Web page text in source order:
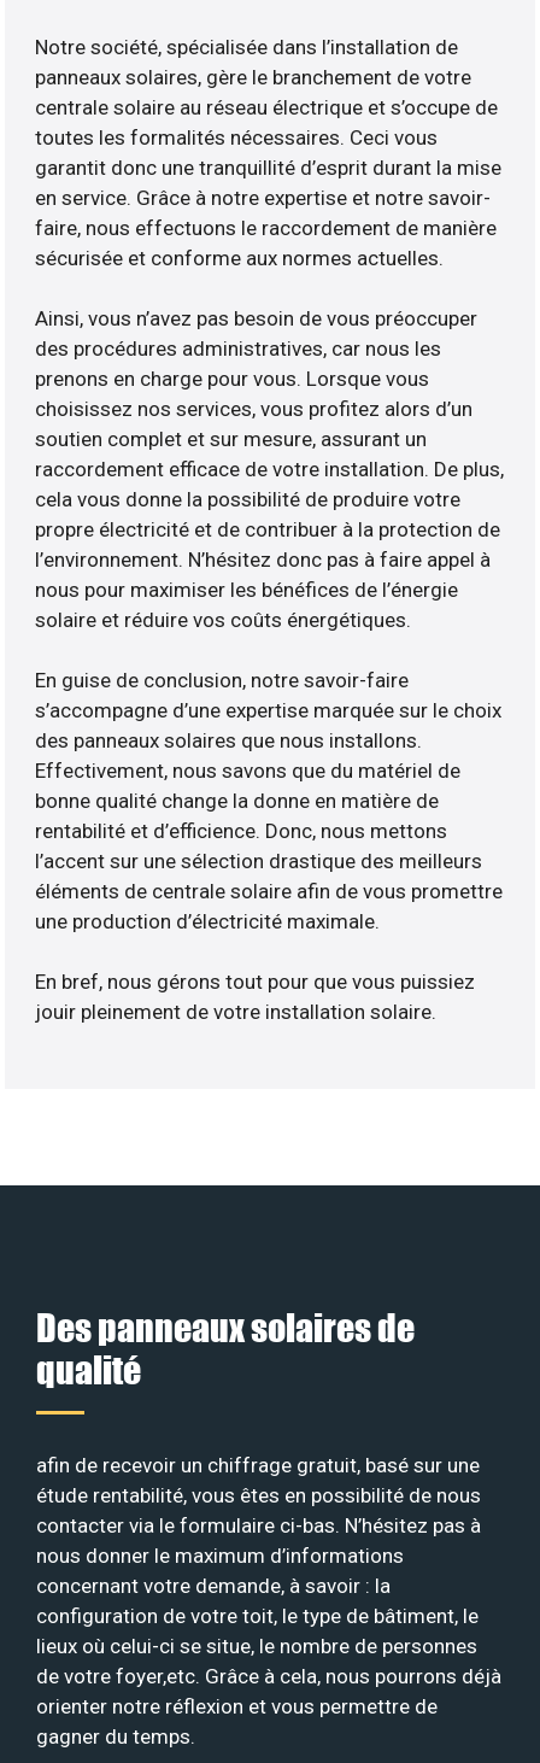
Notre société, spécialisée dans l’installation de
panneaux solaires, gère le branchement de votre
centrale solaire au réseau électrique et s’occupe de
toutes les formalités nécessaires. Ceci vous
garantit donc une tranquillité d’esprit durant la mise
en service. Grâce à notre expertise et notre savoir-
faire, nous effectuons le raccordement de manière
sécurisée et conforme aux normes actuelles.
Ainsi, vous n’avez pas besoin de vous préoccuper
des procédures administratives, car nous les
prenons en charge pour vous. Lorsque vous
choisissez nos services, vous profitez alors d’un
soutien complet et sur mesure, assurant un
raccordement efficace de votre installation. De plus,
cela vous donne la possibilité de produire votre
propre électricité et de contribuer à la protection de
l’environnement. N’hésitez donc pas à faire appel à
nous pour maximiser les bénéfices de l’énergie
solaire et réduire vos coûts énergétiques.
En guise de conclusion, notre savoir-faire
s’accompagne d’une expertise marquée sur le choix
des panneaux solaires que nous installons.
Effectivement, nous savons que du matériel de
bonne qualité change la donne en matière de
rentabilité et d’efficience. Donc, nous mettons
l’accent sur une sélection drastique des meilleurs
éléments de centrale solaire afin de vous promettre
une production d’électricité maximale.
En bref, nous gérons tout pour que vous puissiez
jouir pleinement de votre installation solaire.
Des panneaux solaires de
qualité
afin de recevoir un chiffrage gratuit, basé sur une
étude rentabilité, vous êtes en possibilité de nous
contacter via le formulaire ci-bas. N’hésitez pas à
nous donner le maximum d’informations
concernant votre demande, à savoir : la
configuration de votre toit, le type de bâtiment, le
lieux où celui-ci se situe, le nombre de personnes
de votre foyer,etc. Grâce à cela, nous pourrons déjà
orienter notre réflexion et vous permettre de
gagner du temps.